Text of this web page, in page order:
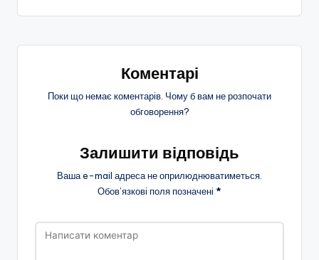
Коментарі
Поки що немає коментарів. Чому б вам не розпочати
обговорення?
Залишити відповідь
Ваша e-mail адреса не оприлюднюватиметься.
Обов’язкові поля позначені *